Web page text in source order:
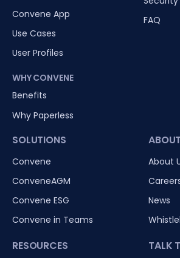
Convene App
Use Cases
User Profiles
WHY CONVENE
Benefits
Why Paperless
FAQ
SOLUTIONS
Convene
ConveneAGM
Convene ESG
Convene in Teams
RESOURCES
About
News
TALK